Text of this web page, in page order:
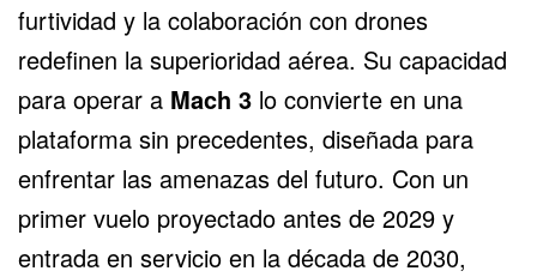
furtividad y la colaboración con drones
redefinen la superioridad aérea. Su capacidad
para operar a Mach 3 lo convierte en una
plataforma sin precedentes, diseñada para
enfrentar las amenazas del futuro. Con un
primer vuelo proyectado antes de 2029 y
entrada en servicio en la década de 2030,